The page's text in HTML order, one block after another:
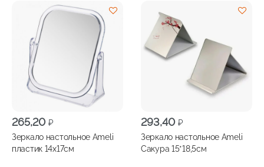
265,20 ₽
Зеркало настольное Ameli
пластик 14х17см
293,40 ₽
Зеркало настольное Ameli
Сакура 15*18,5см